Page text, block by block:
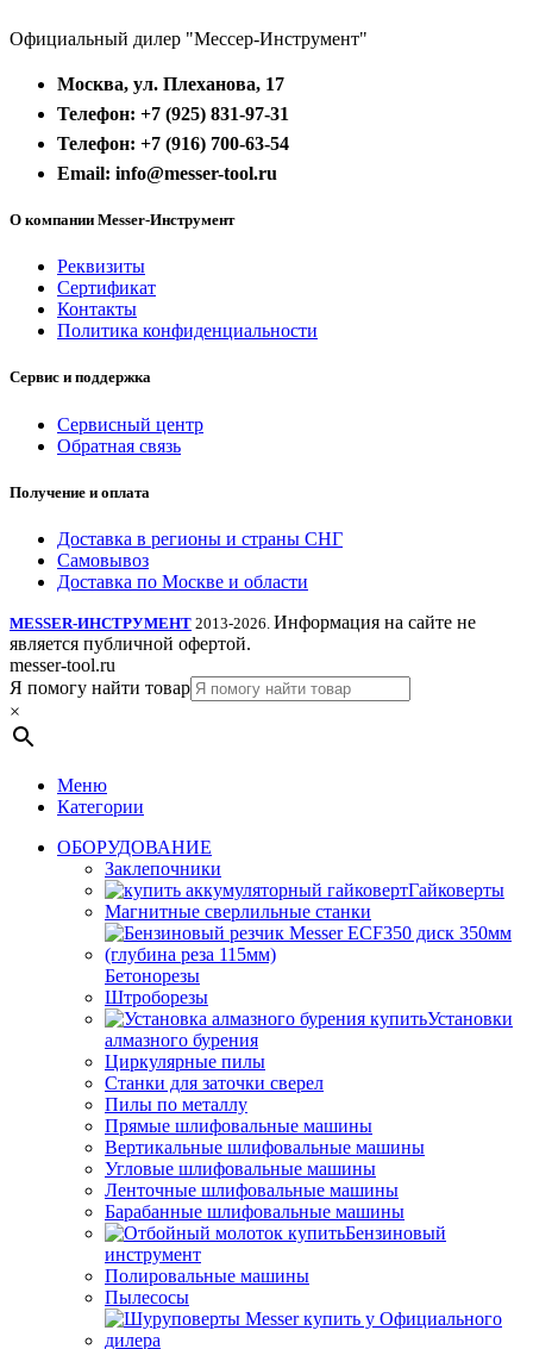
Официальный дилер "Мессер-Инструмент"
Москва, ул. Плеханова, 17
Телефон: +7 (925) 831-97-31
Телефон: +7 (916) 700-63-54
Email: info@messer-tool.ru
О компании Messer-Инструмент
Реквизиты
Сертификат
Контакты
Политика конфиденциальности
Сервис и поддержка
Сервисный центр
Обратная связь
Получение и оплата
Доставка в регионы и страны СНГ
Самовывоз
Доставка по Москве и области
MESSER-ИНСТРУМЕНТ 2013-2026. Информация на сайте не
является публичной офертой.
messer-tool.ru
Я помогу найти товар
×
Меню
Категории
ОБОРУДОВАНИЕ
Заклепочники
Гайковерты
Магнитные сверлильные станки
Бетонорезы
Штроборезы
Установки
алмазного бурения
Циркулярные пилы
Станки для заточки сверел
Пилы по металлу
Прямые шлифовальные машины
Вертикальные шлифовальные машины
Угловые шлифовальные машины
Ленточные шлифовальные машины
Барабанные шлифовальные машины
Бензиновый
инструмент
Полировальные машины
Пылесосы